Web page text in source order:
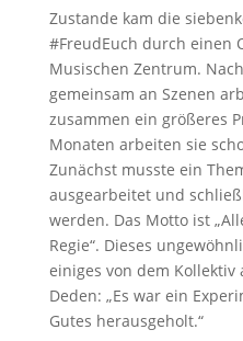
Zustande kam die
#FreudEuch durch einen
Musischen Zentrum.
gemeinsam an Szenen
zusammen ein größeres
Monaten arbeiten sie
Zunächst musste ein
ausgearbeitet und
werden. Das Motto ist
Regie“. Dieses
einiges von dem Kollektiv
Deden: „Es war ein
Gutes herausgeholt.“